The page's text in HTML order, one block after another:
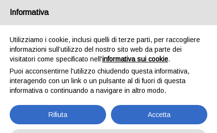
Informativa
Utilizziamo i cookie, inclusi quelli di terze parti, per raccogliere
informazioni sull’utilizzo del nostro sito web da parte dei
visitatori come specificato nell'informativa sui cookie.
Puoi acconsentirne l'utilizzo chiudendo questa informativa,
interagendo con un link o un pulsante al di fuori di questa
informativa o continuando a navigare in altro modo.
Rifiuta Accetta